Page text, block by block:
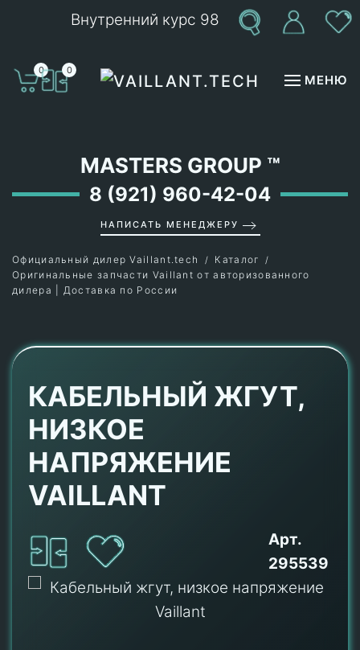
Внутренний курс 98
0 0
МЕНЮ
MASTERS GROUP ™
8 (921) 960-42-04
НАПИСАТЬ МЕНЕДЖЕРУ
Официальный дилер Vaillant.tech
Каталог
Оригинальные запчасти Vaillant от авторизованного
дилера | Доставка по России
КАБЕЛЬНЫЙ ЖГУТ,
НИЗКОЕ
НАПРЯЖЕНИЕ
VAILLANT
Арт.
295539